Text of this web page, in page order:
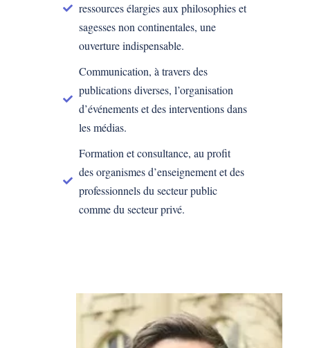
ressources élargies aux philosophies et
sagesses non continentales, une
ouverture indispensable.
Communication, à travers des
publications diverses, l’organisation
d’événements et des interventions dans
les médias.
Formation et consultance, au profit
des organismes d’enseignement et des
professionnels du secteur public
comme du secteur privé.